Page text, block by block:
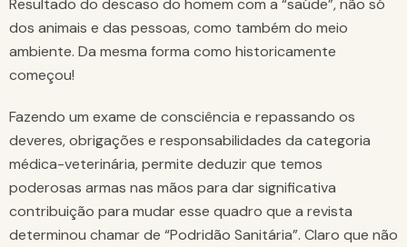
Resultado do descaso do homem com a “saúde”, não só
dos animais e das pessoas, como também do meio
ambiente. Da mesma forma como historicamente
começou!
Fazendo um exame de consciência e repassando os
deveres, obrigações e responsabilidades da categoria
médica-veterinária, permite deduzir que temos
poderosas armas nas mãos para dar significativa
contribuição para mudar esse quadro que a revista
determinou chamar de “Podridão Sanitária”. Claro que não